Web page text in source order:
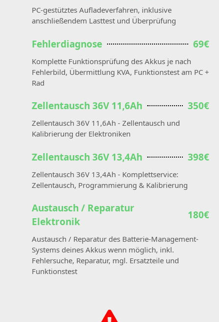
PC-gestütztes Aufladeverfahren, inklusive
anschließendem Lasttest und Überprüfung
Fehlerdiagnose 69€
Komplette Funktionsprüfung des Akkus je nach
Fehlerbild, Übermittlung KVA, Funktionstest am PC +
Rad
Zellentausch 36V 11,6Ah 350€
Zellentausch 36V 11,6Ah - Zellentausch und
Kalibrierung der Elektroniken
Zellentausch 36V 13,4Ah 398€
Zellentausch 36V 13,4Ah - Komplettservice:
Zellentausch, Programmierung & Kalibrierung
Austausch / Reparatur
Elektronik
180€
Austausch / Reparatur des Batterie-Management-
Systems deines Akkus wenn möglich, inkl.
Fehlersuche, Reparatur, mgl. Ersatzteile und
Funktionstest